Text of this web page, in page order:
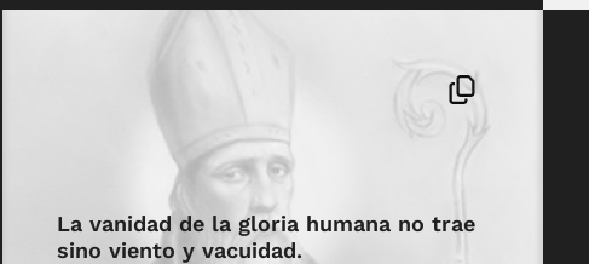
La vanidad de la gloria humana no trae
sino viento y vacuidad.